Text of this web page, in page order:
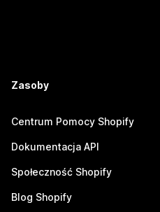
Zasoby
Centrum Pomocy Shopify
Dokumentacja API
Społeczność Shopify
Blog Shopify